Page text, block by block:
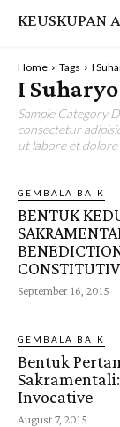
KEUSKUPAN
Home Tags I
I Suharyo
Sample Category
consectetur
ut labore et dolore
GEMBALA BAIK
BENTUK
September 16, 2015
GEMBALA BAIK
Bentuk
Invocative
August 7, 2015